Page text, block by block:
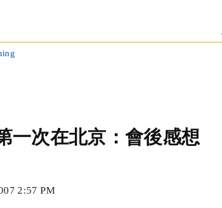
一次在北京：會後感想
2:57 PM